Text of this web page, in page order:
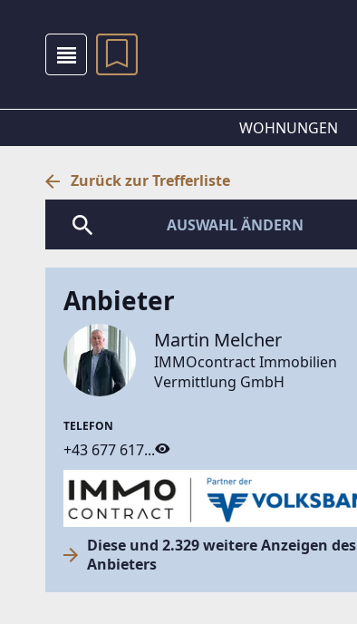
WOHNUNGEN
Zurück zur Trefferliste
AUSWAHL ÄNDERN
Anbieter
Martin Melcher
IMMOcontract Immobilien
Vermittlung GmbH
TELEFON
+43 677 617...
Diese und 2.329 weitere Anzeigen des
Anbieters